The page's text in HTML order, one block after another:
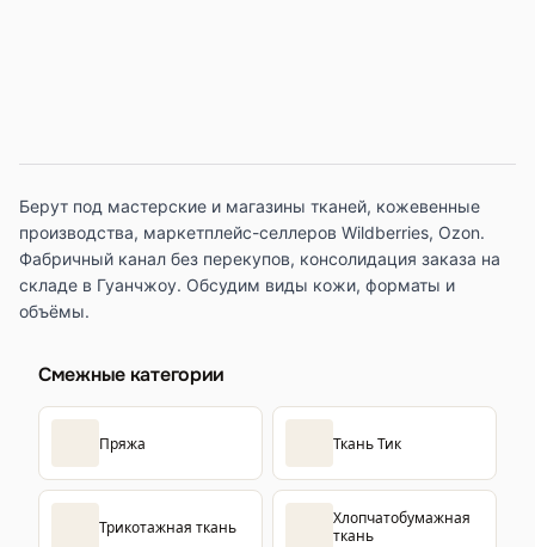
Берут под мастерские и магазины тканей, кожевенные
производства, маркетплейс-селлеров Wildberries, Ozon.
Фабричный канал без перекупов, консолидация заказа на
складе в Гуанчжоу. Обсудим виды кожи, форматы и
объёмы.
Смежные категории
Пряжа Ткань Тик
Трикотажная ткань
Хлопчатобумажная
ткань